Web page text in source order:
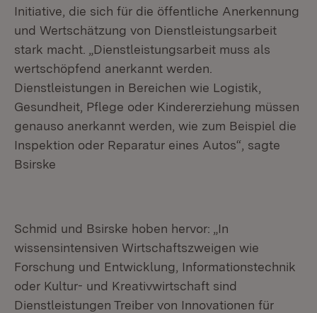
Initiative, die sich für die öffentliche Anerkennung
und Wertschätzung von Dienstleistungsarbeit
stark macht. „Dienstleistungsarbeit muss als
wertschöpfend anerkannt werden.
Dienstleistungen in Bereichen wie Logistik,
Gesundheit, Pflege oder Kindererziehung müssen
genauso anerkannt werden, wie zum Beispiel die
Inspektion oder Reparatur eines Autos“, sagte
Bsirske
Schmid und Bsirske hoben hervor: „In
wissensintensiven Wirtschaftszweigen wie
Forschung und Entwicklung, Informationstechnik
oder Kultur- und Kreativwirtschaft sind
Dienstleistungen Treiber von Innovationen für